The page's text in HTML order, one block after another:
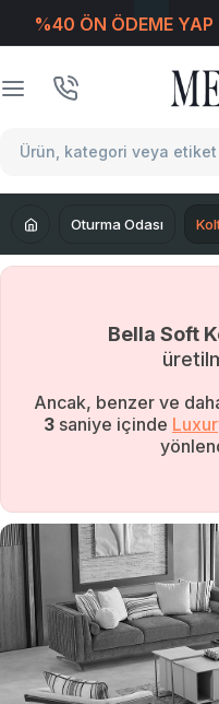
%40 ÖN ÖDEME YAP
Oturma Odası
Bella Soft
Ancak, benzer ve
2 saniye içinde
T-Soft E-Ticaret